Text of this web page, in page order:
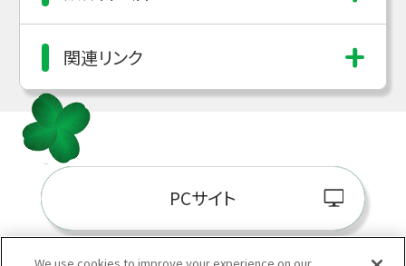
関連リンク
PCサイト